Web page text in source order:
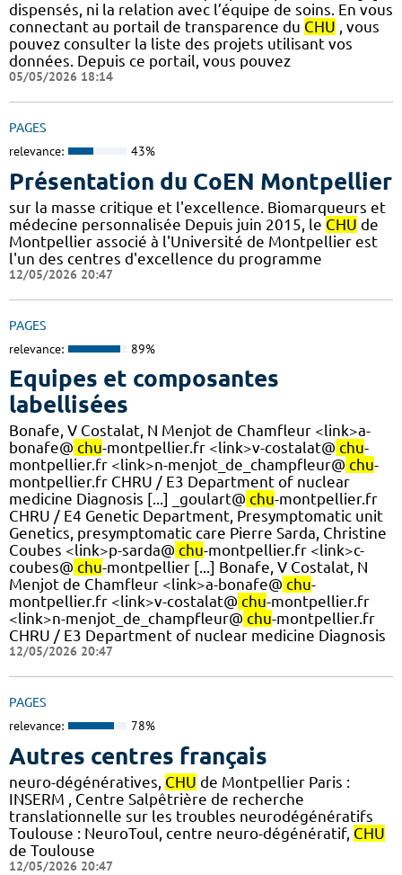
dispensés, ni la relation avec l’équipe de soins. En vous
connectant au portail de transparence du CHU , vous
pouvez consulter la liste des projets utilisant vos
données. Depuis ce portail, vous pouvez
05/05/2026 18:14
PAGES
relevance: 43%
Présentation du CoEN Montpellier
sur la masse critique et l'excellence. Biomarqueurs et
médecine personnalisée Depuis juin 2015, le CHU de
Montpellier associé à l'Université de Montpellier est
l'un des centres d'excellence du programme
12/05/2026 20:47
PAGES
relevance: 89%
Equipes et composantes
labellisées
Bonafe, V Costalat, N Menjot de Chamfleur <link>a-
bonafe@ chu-montpellier.fr <link>v-costalat@ chu-
montpellier.fr <link>n-menjot_de_champfleur@ chu-
montpellier.fr CHRU / E3 Department of nuclear
medicine Diagnosis [...] _goulart@ chu-montpellier.fr
CHRU / E4 Genetic Department, Presymptomatic unit
Genetics, presymptomatic care Pierre Sarda, Christine
Coubes <link>p-sarda@ chu-montpellier.fr <link>c-
coubes@ chu-montpellier [...] Bonafe, V Costalat, N
Menjot de Chamfleur <link>a-bonafe@ chu-
montpellier.fr <link>v-costalat@ chu-montpellier.fr
<link>n-menjot_de_champfleur@ chu-montpellier.fr
CHRU / E3 Department of nuclear medicine Diagnosis
12/05/2026 20:47
PAGES
relevance: 78%
Autres centres français
neuro-dégénératives, CHU de Montpellier Paris :
INSERM , Centre Salpêtrière de recherche
translationnelle sur les troubles neurodégénératifs
Toulouse : NeuroToul, centre neuro-dégénératif, CHU
de Toulouse
12/05/2026 20:47